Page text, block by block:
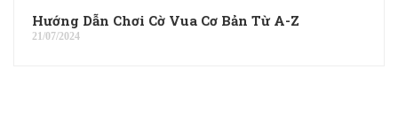
Hướng Dẫn Chơi Cờ Vua Cơ Bản Từ A-Z
21/07/2024